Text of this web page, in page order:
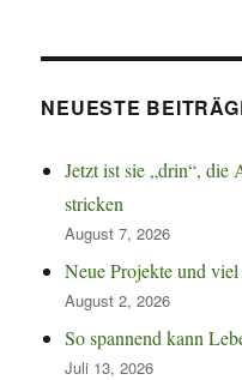
NEUESTE
Jetzt ist sie „drin“, die
stricken
August 7, 2026
Neue Projekte und
August 2, 2026
So spannend kann
Juli 13, 2026